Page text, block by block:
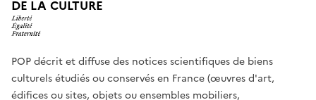
DE LA CULTURE
POP décrit et diffuse des notices scientifiques de biens
culturels étudiés ou conservés en France (œuvres d'art,
édifices ou sites, objets ou ensembles mobiliers,